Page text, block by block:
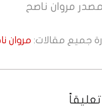
مروان ناصح
جميع مقالات: مروان